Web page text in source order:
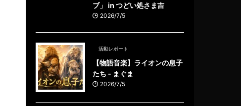
ブ」 in つどい処さま吉
2026/7/5
活動レポート
【物語音楽】ライオンの息子
たち - まぐま
2026/7/5